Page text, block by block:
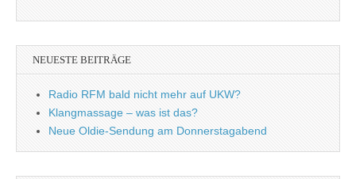
NEUESTE BEITRÄGE
Radio RFM bald nicht mehr auf UKW?
Klangmassage – was ist das?
Neue Oldie-Sendung am Donnerstagabend